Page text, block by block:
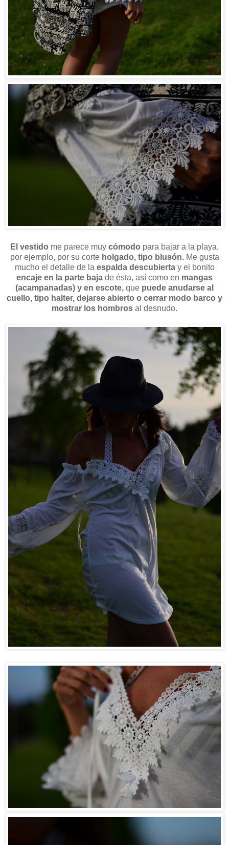
El vestido me parece muy cómodo para bajar a la playa,
por ejemplo, por su corteholgado, tipo blusón.Me gusta
mucho el detalle de la espalda descubiertay el bonito
encaje en la parte baja de ésta, así como en mangas
(acampanadas) y en escote, que puede anudarse al
cuello, tipo halter, dejarse abierto o cerrar modo barco y
mostrar los hombros al desnudo.